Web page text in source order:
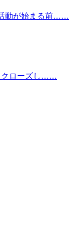
活動が始まる前……
クローズし……